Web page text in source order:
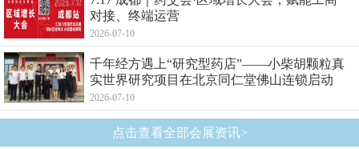
对接、终端运营
2026-07-10
千年经方遇上“研究型药店”——小柴胡颗粒真
实世界研究项目在北京同仁堂佛山连锁启动
2026-07-10
点击查看全部会展资讯>